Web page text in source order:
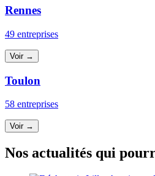
Rennes
49 entreprises
Voir →
Toulon
58 entreprises
Voir →
Nos actualités qui